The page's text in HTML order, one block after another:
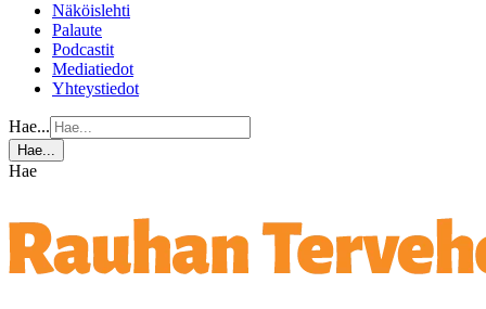
Näköislehti
Palaute
Podcastit
Mediatiedot
Yhteystiedot
Hae...
Hae...
Hae